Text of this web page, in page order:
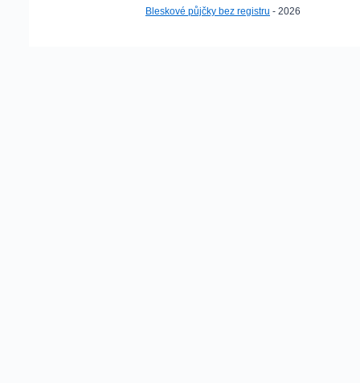
Bleskové půjčky bez registru - 2026